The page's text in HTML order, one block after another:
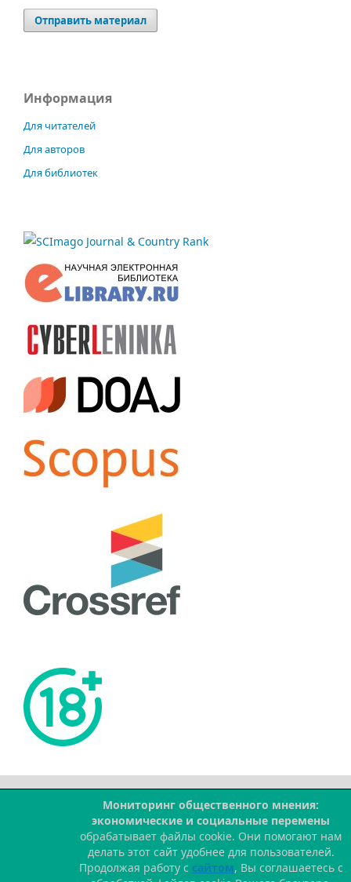
Отправить материал
Информация
Для читателей
Для авторов
Для библиотек
Мониторинг общественного мнения:
экономические и социальные перемены
обрабатывает файлы cookie. Они помогают нам
делать этот сайт удобнее для пользователей.
Продолжая работу с сайтом, Вы соглашаетесь с